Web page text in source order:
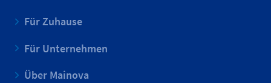
Für Zuhause
Für Unternehmen
Über Mainova